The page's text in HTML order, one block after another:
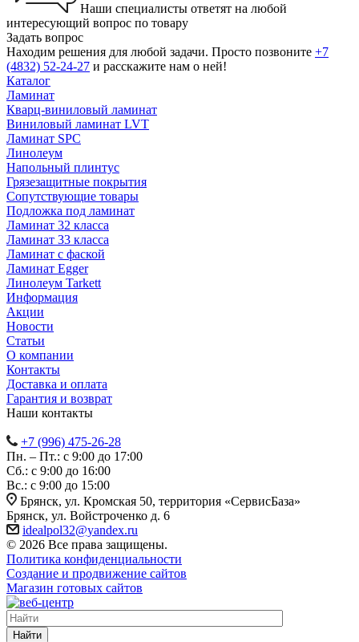
Наши специалисты ответят на любой
интересующий вопрос по товару
Задать вопрос
Находим решения для любой задачи. Просто позвоните +7
(4832) 52-24-27 и расскажите нам о ней!
Каталог
Ламинат
Кварц-виниловый ламинат
Виниловый ламинат LVT
Ламинат SPC
Линолеум
Напольный плинтус
Грязезащитные покрытия
Сопутствующие товары
Подложка под ламинат
Ламинат 32 класса
Ламинат 33 класса
Ламинат с фаской
Ламинат Egger
Линолеум Tarkett
Информация
Акции
Новости
Статьи
О компании
Контакты
Доставка и оплата
Гарантия и возврат
Наши контакты
+7 (996) 475-26-28
Пн. – Пт.: с 9:00 до 17:00
Сб.: с 9:00 до 16:00
Bc.: с 9:00 до 15:00
Брянск, ул. Кромская 50, территория «СервисБаза»
Брянск, ул. Войстроченко д. 6
idealpol32@yandex.ru
© 2026 Все права защищены.
Политика конфиденциальности
Создание и продвижение сайтов
Магазин готовых сайтов
Найти